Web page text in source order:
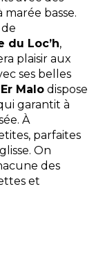
basse.
du Loc’h,
plaisir aux
ses belles
Malo dispose
garantit à
À
parfaites
On
des
et